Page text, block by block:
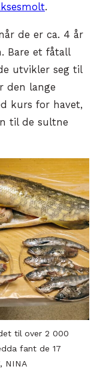
.
de er ca. 4 år
Bare et fåtall
utvikler seg til
den lange
kurs for havet,
til de sultne
til over 2 000
fant de 17
NINA